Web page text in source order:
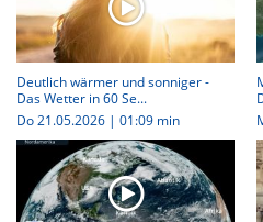
Deutlich wärmer und sonniger -
Das Wetter in 60 Se...
Do 21.05.2026 | 01:09 min